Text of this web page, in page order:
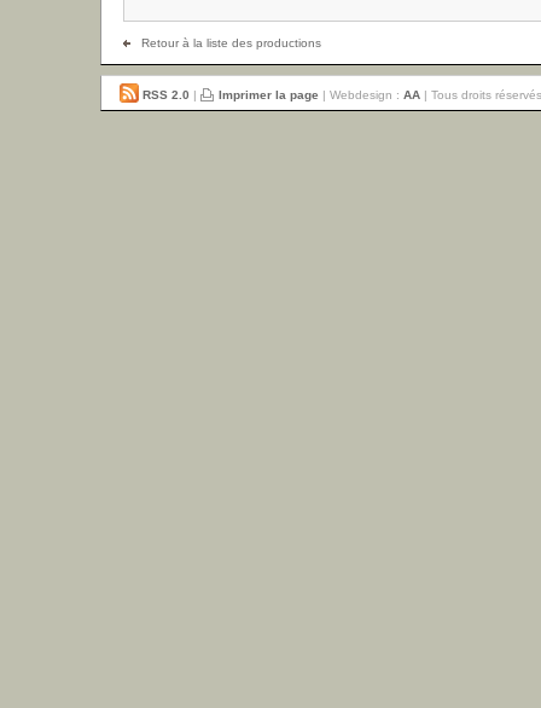
Retour à la liste des productions
RSS 2.0 | Imprimer la page | Webdesign : AA | Tous droits